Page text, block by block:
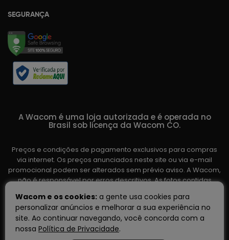
SEGURANÇA
A Wacom é uma loja autorizada e é operada no
Brasil sob licença da Wacom CO.
Preços e condições de pagamento exclusivos para compras
via internet. Os preços anunciados neste site ou via e-mail
promocional podem ser alterados sem prévio aviso. A Wacom,
não é responsável por erros descritivos. As fotos contidas
variar de acordo com o fornecedor/lote do fabricante. Ofertas
válidas até o término de nossos estoques. Vendas sujeitas à
análise e confirmação de dados.
Wacom e os cookies: a gente usa cookies para
personalizar anúncios e melhorar a sua experiência no
site. Ao continuar navegando, você concorda com a
nossa Política de Privacidade.